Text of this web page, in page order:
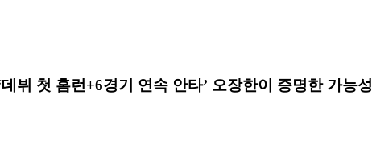
뷔 첫 홈런+6경기 연속 안타’ 오장한이 증명한 가능성